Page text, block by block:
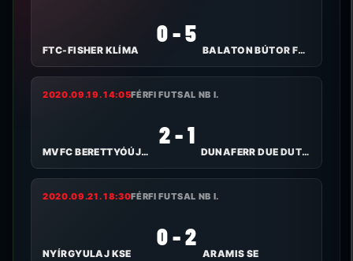
FTC-FISHER KLÍMA
0 - 5
BALATON BÚTOR FC VESZPRÉM
2020.09.19. 14:05FÉRFI FUTSAL NB I.
MVFC BERETTYÓÚJFALU
2 - 1
DUNAFERR DUE DUTRADE FC
2020.09.21. 18:30FÉRFI FUTSAL NB I.
NYÍRGYULAJ KSE
0 - 2
ARAMIS SE